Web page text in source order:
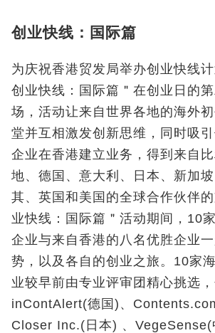
创业快线：国际篇
为庆祝香港贸发局举办创业快线
创业快线：国际篇＂在创业日的
场，活动让来自世界各地的海外
堂并互相激发创新思维，同时吸
企业在香港建立业务，得到来自
地、德国、意大利、日本、新加
其、英国和美国的全球合作伙伴
业快线：国际篇＂活动期间，10
企业与来自香港的八名优胜企业
势，以及各自的创业之旅。10家
业较早前由专业评审团精心挑选，
inContAlert(德国)、
Closer Inc.(日本) 、VegeSense(